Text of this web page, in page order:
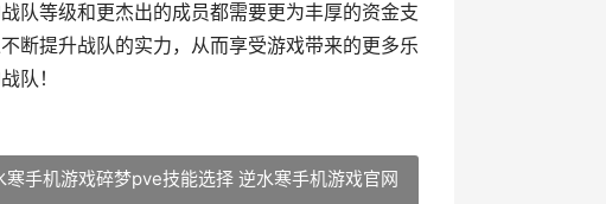
队等级和更杰出的成员都需要更为丰厚的资金支
断提升战队的实力，从而享受游戏带来的更多乐
队！
寒手机游戏碎梦pve技能选择 逆水寒手机游戏官网